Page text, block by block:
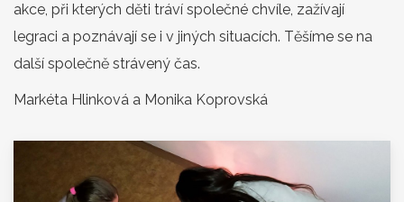
akce, při kterých děti tráví společné chvíle, zažívají
legraci a poznávají se i v jiných situacích. Těšíme se na
další společně strávený čas.
Markéta Hlinková a Monika Koprovská